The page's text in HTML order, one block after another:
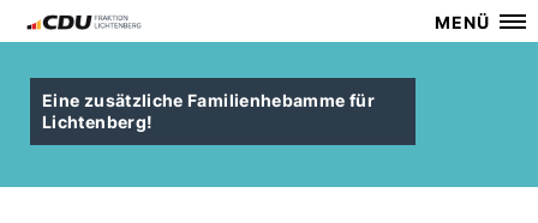
MENÜ
Eine zusätzliche Familienhebamme für
Lichtenberg!